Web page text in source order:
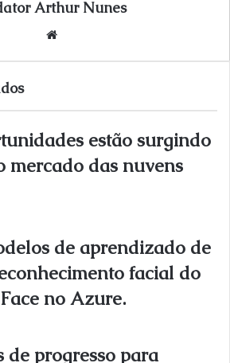
Arthur Nunes
estão surgindo
mercado das nuvens
de aprendizado de
facial do
no Azure.
de progresso para